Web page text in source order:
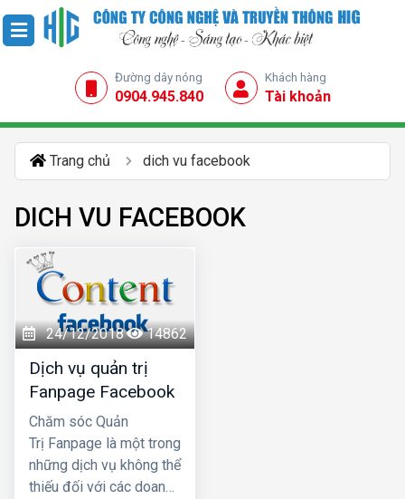
Đường dây nóng
0904.945.840
Khách hàng
Tài khoản
Trang chủ dich vu facebook
DICH VU FACEBOOK
24/12/2018 14862
Dịch vụ quản trị
Fanpage Facebook
Chăm sóc Quản
Trị Fanpage là một trong
những dịch vụ không thể
thiếu đối với các doanh